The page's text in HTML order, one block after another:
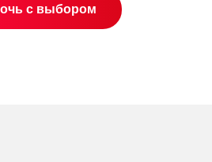
с выбором